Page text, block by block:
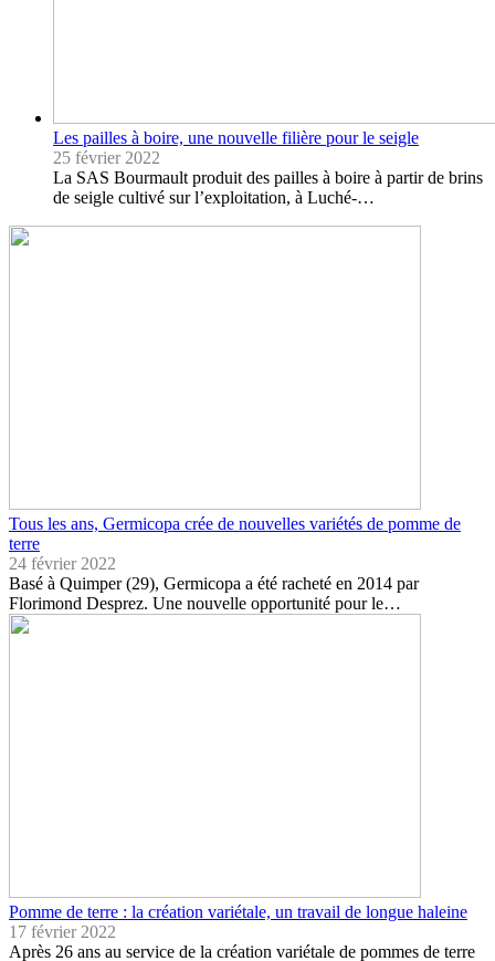
Les pailles à boire, une nouvelle filière pour le seigle
25 février 2022
La SAS Bourmault produit des pailles à boire à partir de brins
de seigle cultivé sur l’exploitation, à Luché-…
Tous les ans, Germicopa crée de nouvelles variétés de pomme de
terre
24 février 2022
Basé à Quimper (29), Germicopa a été racheté en 2014 par
Florimond Desprez. Une nouvelle opportunité pour le…
Pomme de terre : la création variétale, un travail de longue haleine
17 février 2022
Après 26 ans au service de la création variétale de pommes de terre